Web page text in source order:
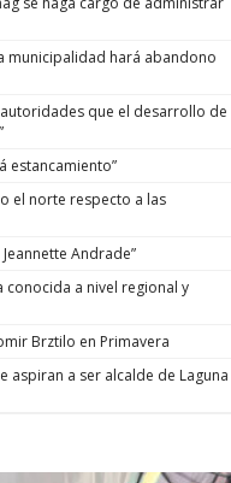
municipalidad hará abandono
que el desarrollo de
estancamiento”
el norte respecto a las
Andrade”
conocida a nivel regional y
Brztilo en Primavera
aspiran a ser alcalde de Laguna